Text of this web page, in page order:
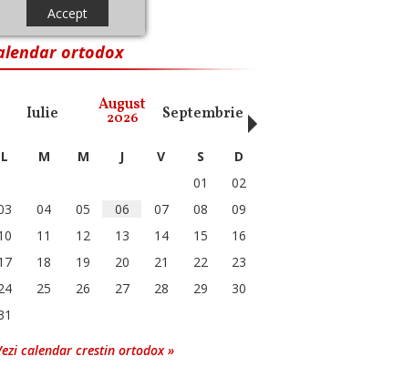
Accept
ortodox
Iulie August
2026 Septembrie Octombrie
L M M J V S
D
01
02
04 05 06 07 08
09
11 12 13 14 15
16
18 19 20 21 22
23
25 26 27 28 29
30
calendar crestin ortodox »